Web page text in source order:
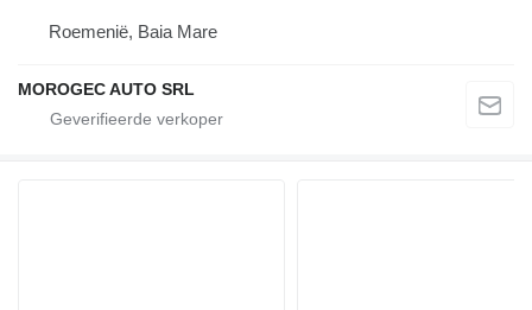
Roemenië, Baia Mare
MOROGEC AUTO SRL